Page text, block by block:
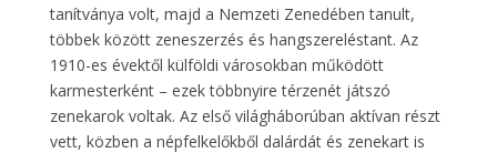
tanítványa volt, majd a Nemzeti Zenedében tanult,
többek között zeneszerzés és hangszereléstant. Az
1910-es évektől külföldi városokban működött
karmesterként – ezek többnyire térzenét játszó
zenekarok voltak. Az első világháborúban aktívan részt
vett, közben a népfelkelőkből dalárdát és zenekart is